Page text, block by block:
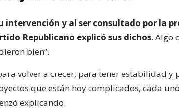
intervención y al ser consultado por la
Republicano explicó sus dichos. Algo
bien”.
volver a crecer, para tener estabilidad y
que están hoy complicados, cada
explicando.